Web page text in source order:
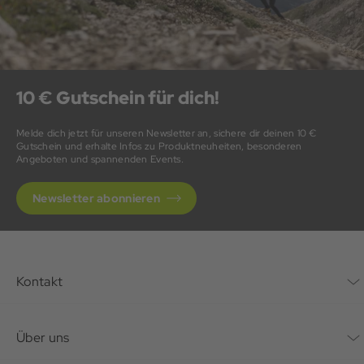
10 € Gutschein für dich!
Melde dich jetzt für unseren Newsletter an, sichere dir deinen 10 €
Gutschein und erhalte Infos zu Produktneuheiten, besonderen
Angeboten und spannenden Events.
Newsletter abonnieren
Kontakt
Über uns